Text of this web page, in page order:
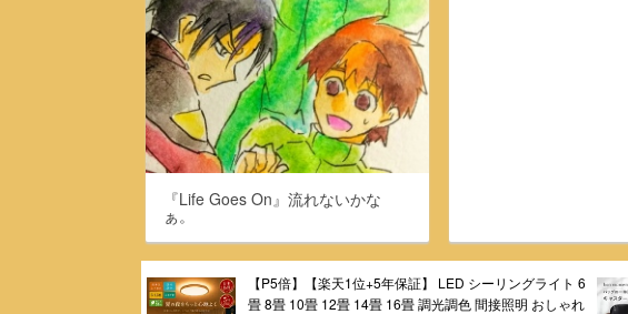
『Life Goes On』流れないかな
ぁ。
【P5倍】【楽天1位+5年保証】 LED シーリングライト 6
畳 8畳 10畳 12畳 14畳 16畳 調光調色 間接照明 おしゃれ